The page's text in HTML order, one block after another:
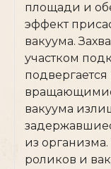
площади и
эффект
вакуума.
участком
вакуума
из
роликов и
Нажимая